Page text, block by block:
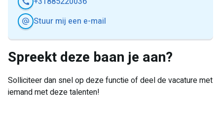
Stuur mij een e-mail
Spreekt deze baan je aan?
Solliciteer dan snel op deze functie of deel de vacature met
iemand met deze talenten!